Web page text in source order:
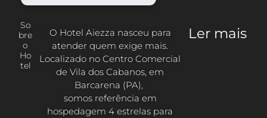
So
bre
o
Ho
tel
O Hotel Aiezza nasceu para
atender quem exige mais.
Localizado no Centro Comercial
de Vila dos Cabanos, em
Barcarena (PA),
somos referência em
hospedagem 4 estrelas para
Ler mais